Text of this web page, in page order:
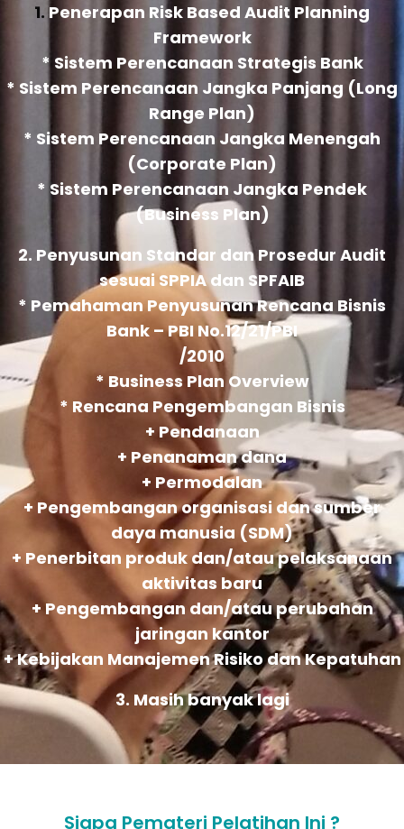
1. Penerapan Risk Based Audit Planning
Framework
* Sistem Perencanaan Strategis Bank
* Sistem Perencanaan Jangka Panjang (Long
Range Plan)
* Sistem Perencanaan Jangka Menengah
(Corporate Plan)
* Sistem Perencanaan Jangka Pendek
(Business Plan)
2. Penyusunan Standar dan Prosedur Audit
sesuai SPPIA dan SPFAIB
* Pemahaman Penyusunan Rencana Bisnis
Bank – PBI No.12/21/PBI
/2010
* Business Plan Overview
* Rencana Pengembangan Bisnis
+ Pendanaan
+ Penanaman dana
+ Permodalan
+ Pengembangan organisasi dan sumber
daya manusia (SDM)
+ Penerbitan produk dan/atau pelaksanaan
aktivitas baru
+ Pengembangan dan/atau perubahan
jaringan kantor
+ Kebijakan Manajemen Risiko dan Kepatuhan
3. Masih banyak lagi
Siapa Pemateri Pelatihan Ini ?